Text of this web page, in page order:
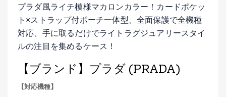
プラダ風ライチ模様マカロンカラー！カードポケッ
ト×ストラップ付ポーチ一体型、全面保護で全機種
対応、手に取るだけでライトラグジュアリースタイ
ルの注目を集めるケース！
【ブランド】プラダ (PRADA)
【対応機種】